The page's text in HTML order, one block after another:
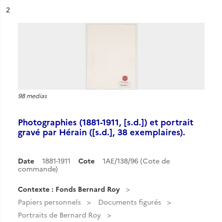
n°
2
98 medias
Photographies (1881-1911, [s.d.]) et portrait
gravé par Hérain ([s.d.], 38 exemplaires).
Date 1881-1911 Cote
1AE/138/96 (Cote de
commande)
Contexte : Fonds Bernard Roy
Papiers personnels
Documents figurés
Portraits de Bernard Roy